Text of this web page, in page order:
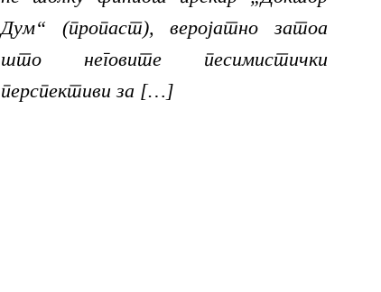
Дум“ (пропаст), ​​веројатно затоа
што неговите песимистички
перспективи за […]